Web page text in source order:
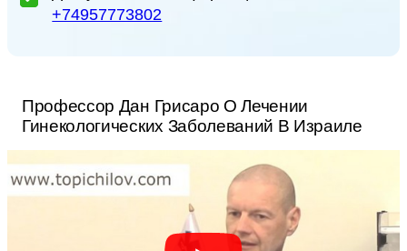
+74957773802
Профессор Дан Грисаро О Лечении
Гинекологических Заболеваний В Израиле